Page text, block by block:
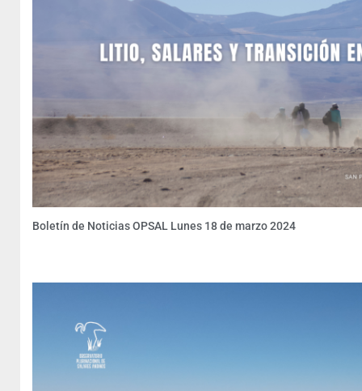
Boletín de Noticias OPSAL Lunes 18 de marzo 2024